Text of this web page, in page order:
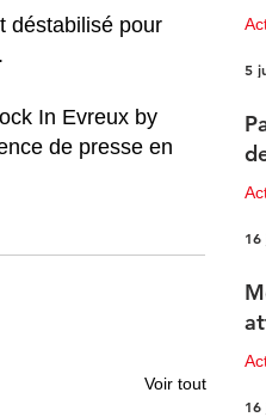
déstabilisé pour
In Evreux by
de presse en
Voir tout
5
16
16